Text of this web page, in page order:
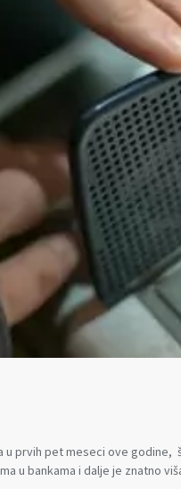
prvih pet meseci ove
u bankama i dalje je znatno